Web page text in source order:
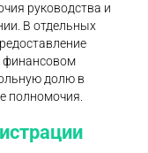
руководства и
В отдельных
финансовом
долю в
полномочия.